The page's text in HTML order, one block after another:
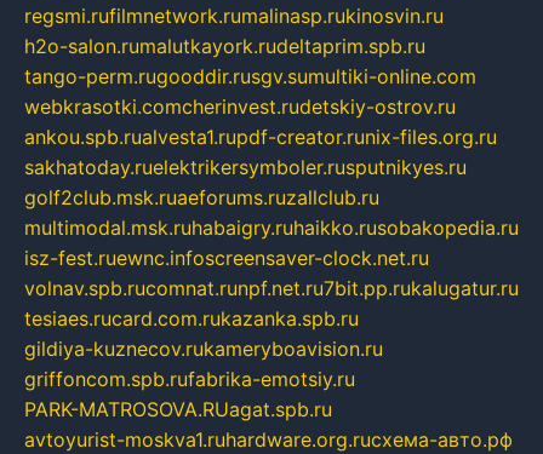
regsmi.rufilmnetwork.rumalinasp.rukinosvin.ru
h2o-salon.rumalutkayork.rudeltaprim.spb.ru
tango-perm.rugooddir.rusgv.sumultiki-online.com
webkrasotki.comcherinvest.rudetskiy-ostrov.ru
ankou.spb.rualvesta1.rupdf-creator.runix-files.org.ru
sakhatoday.ruelektrikersymboler.rusputnikyes.ru
golf2club.msk.ruaeforums.ruzallclub.ru
multimodal.msk.ruhabaigry.ruhaikko.rusobakopedia.ru
isz-fest.ruewnc.infoscreensaver-clock.net.ru
volnav.spb.rucomnat.runpf.net.ru7bit.pp.rukalugatur.ru
tesiaes.rucard.com.rukazanka.spb.ru
gildiya-kuznecov.rukameryboavision.ru
griffoncom.spb.rufabrika-emotsiy.ru
PARK-MATROSOVA.RUagat.spb.ru
avtoyurist-moskva1.ruhardware.org.ruсхема-авто.рф